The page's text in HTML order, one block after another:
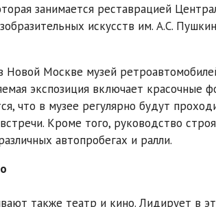
занимается реставрацией
искусств им. А.С.
Новой Москве музей
экспозиция включает красочные
что в музее регулярно будут
Кроме того, руководство
автопробегах и ралли.
также театр и кино. Лидирует в